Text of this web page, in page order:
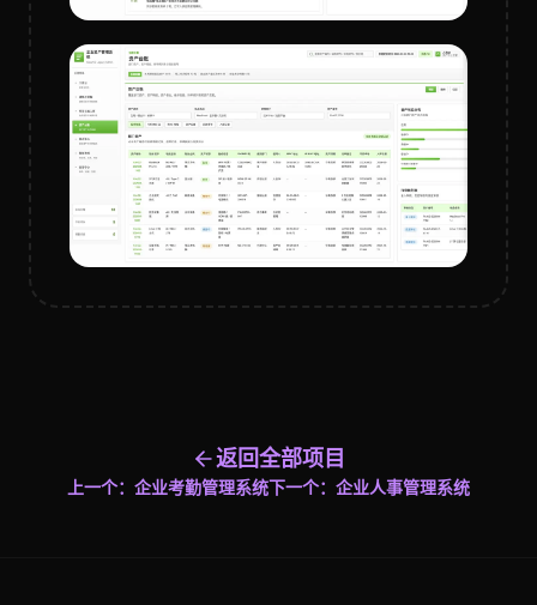
返回全部项目
上一个： 企业考勤管理系统下一个： 企业人事管理系统